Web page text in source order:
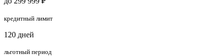
кредитный лимит
120 дней
льготный период